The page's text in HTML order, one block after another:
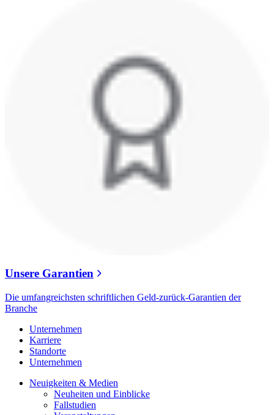
Unsere Garantien
Die umfangreichsten schriftlichen Geld-zurück-Garantien der
Branche
Unternehmen
Karriere
Standorte
Unternehmen
Neuigkeiten & Medien
Neuheiten und Einblicke
Fallstudien